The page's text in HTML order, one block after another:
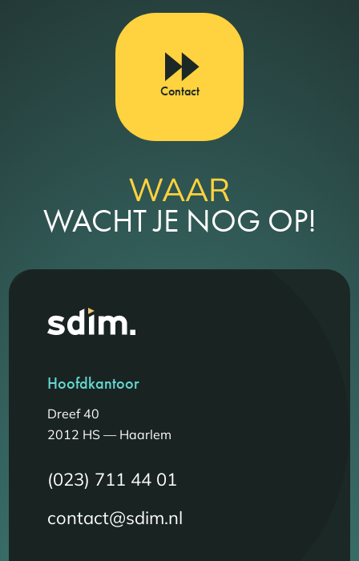
Contact
WAAR
WACHT JE NOG OP!
Hoofdkantoor
Dreef 40
2012 HS — Haarlem
(023) 711 44 01
contact@sdim.nl